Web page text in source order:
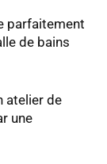
parfaitement
de bains
atelier de
une